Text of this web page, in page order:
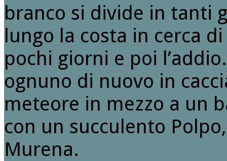
branco si divide in tanti
lungo la costa in cerca
pochi giorni e poi
ognuno di nuovo in
meteore in mezzo a un
con un succulento
Murena.